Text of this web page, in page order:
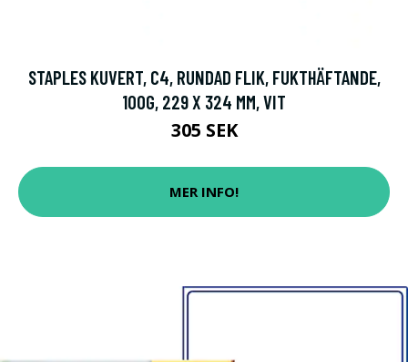
STAPLES KUVERT, C4, RUNDAD FLIK, FUKTHÄFTANDE,
100G, 229 X 324 MM, VIT
305 SEK
MER INFO!